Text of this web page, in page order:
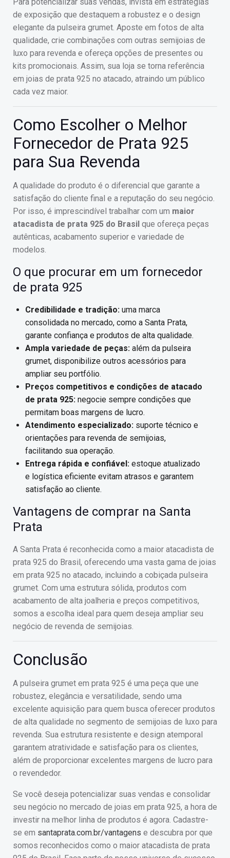
de exposição que destaquem a robustez e o design
elegante da pulseira grumet. Aposte em fotos de alta
qualidade, crie combinações com outras semijoias de
luxo para revenda e ofereça opções de presentes ou
kits promocionais. Assim, sua loja se torna referência
em joias de prata 925 no atacado, atraindo um público
cada vez maior.
Como Escolher o Melhor
Fornecedor de Prata 925
para Sua Revenda
A qualidade do produto é o diferencial que garante a
satisfação do cliente final e a reputação do seu negócio.
Por isso, é imprescindível trabalhar com um maior
atacadista de prata 925 do Brasil que ofereça peças
autênticas, acabamento superior e variedade de
modelos.
O que procurar em um fornecedor
de prata 925
Credibilidade e tradição: uma marca
consolidada no mercado, como a Santa Prata,
garante confiança e produtos de alta qualidade.
Ampla variedade de peças: além da pulseira
grumet, disponibilize outros acessórios para
ampliar seu portfólio.
Preços competitivos e condições de atacado
de prata 925: negocie sempre condições que
permitam boas margens de lucro.
Atendimento especializado: suporte técnico e
orientações para revenda de semijoias,
facilitando sua operação.
Entrega rápida e confiável: estoque atualizado
e logística eficiente evitam atrasos e garantem
satisfação ao cliente.
Vantagens de comprar na Santa
Prata
A Santa Prata é reconhecida como a maior atacadista de
prata 925 do Brasil, oferecendo uma vasta gama de joias
em prata 925 no atacado, incluindo a cobiçada pulseira
grumet. Com uma estrutura sólida, produtos com
acabamento de alta joalheria e preços competitivos,
somos a escolha ideal para quem deseja ampliar seu
negócio de revenda de semijoias.
Conclusão
A pulseira grumet em prata 925 é uma peça que une
robustez, elegância e versatilidade, sendo uma
excelente aquisição para quem busca oferecer produtos
de alta qualidade no segmento de semijoias de luxo para
revenda. Sua estrutura resistente e design atemporal
garantem atratividade e satisfação para os clientes,
além de proporcionar excelentes margens de lucro para
o revendedor.
Se você deseja potencializar suas vendas e consolidar
seu negócio no mercado de joias em prata 925, a hora de
investir na melhor linha de produtos é agora. Cadastre-
se em santaprata.com.br/vantagens e descubra por que
somos reconhecidos como o maior atacadista de prata